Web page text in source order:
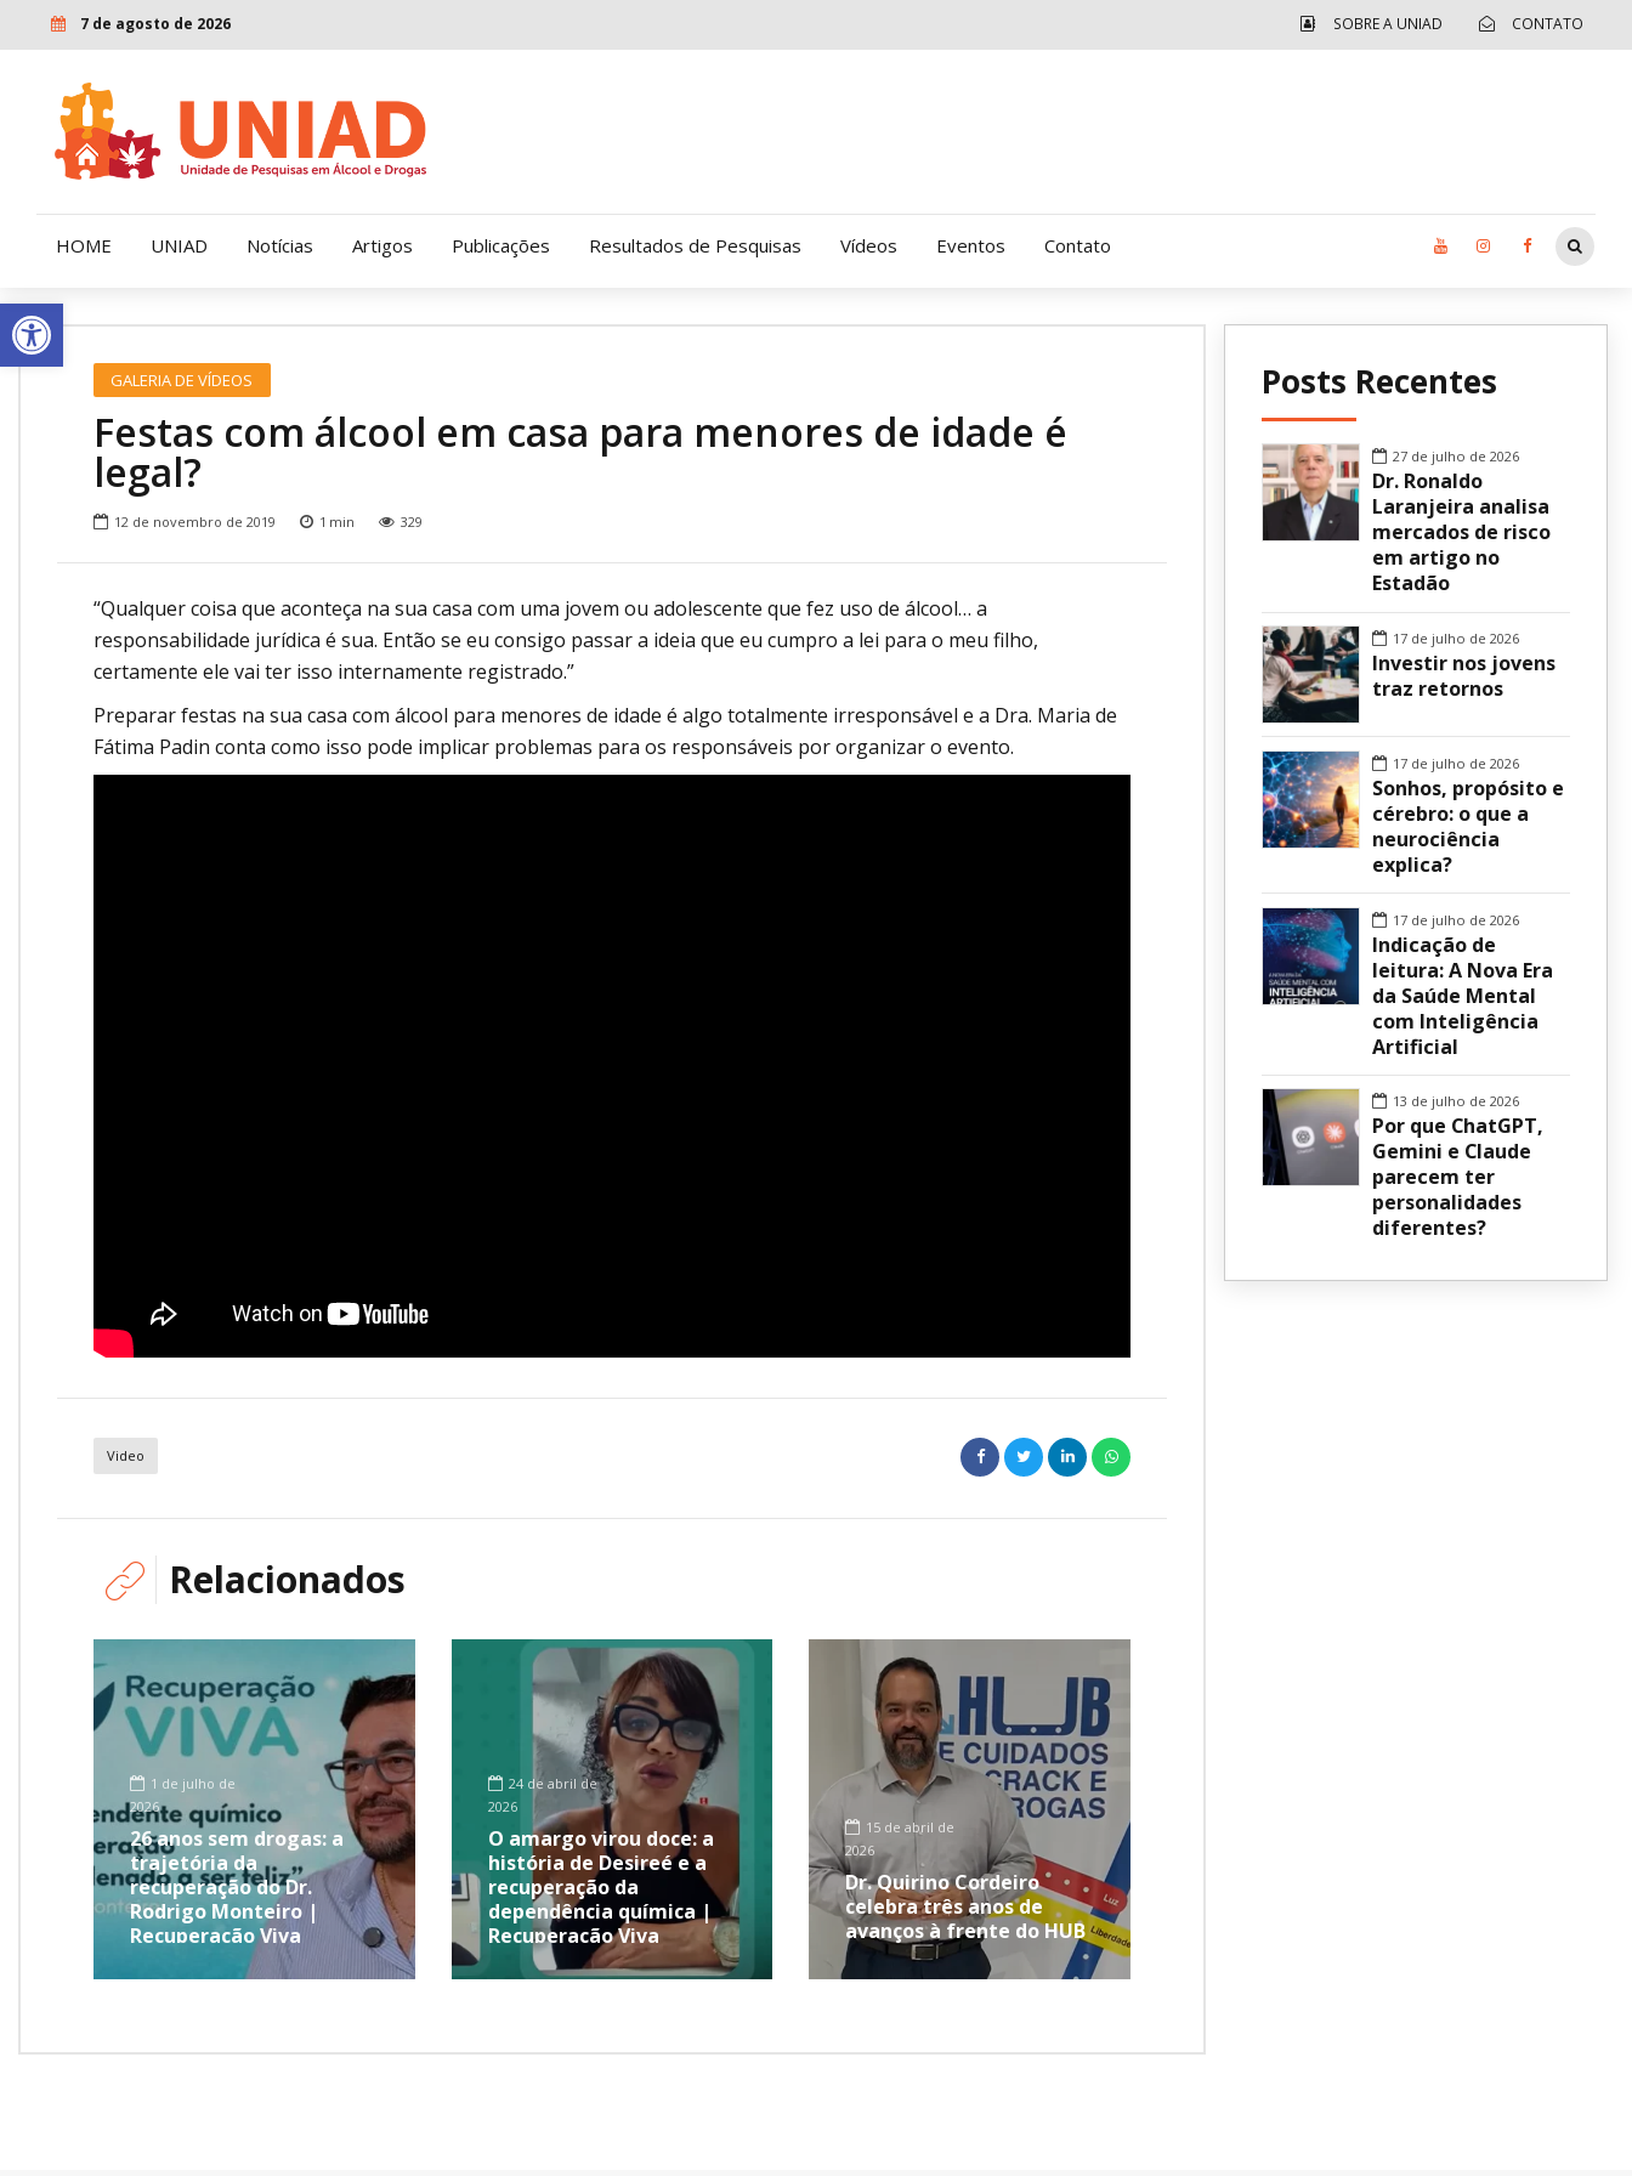
Open toolbar
7 de agosto de 2026 SOBRE A UNIAD CONTATO
HOME UNIAD
Nossa História
Nossa Missão e Valores
Ronaldo Laranjeira recebe prêmio ISAJE
Griffith Edwards
Amor-Exigente Independência Jovem – FOLIA
Revista UNIAD
Notícias Artigos Publicações Resultados de Pesquisas Vídeos Eventos Contato
GALERIA DE VÍDEOS
Festas com álcool em casa para menores de idade é
legal?
12 de novembro de 2019 1 min 329
“Qualquer coisa que aconteça na sua casa com uma jovem ou adolescente que fez uso de álcool… a
responsabilidade jurídica é sua. Então se eu consigo passar a ideia que eu cumpro a lei para o meu filho,
certamente ele vai ter isso internamente registrado.”
Preparar festas na sua casa com álcool para menores de idade é algo totalmente irresponsável e a Dra. Maria de
Fátima Padin conta como isso pode implicar problemas para os responsáveis por organizar o evento.
Video
Relacionados
1 de julho de
2026
26 anos sem drogas: a
trajetória da
recuperação do Dr.
Rodrigo Monteiro |
Recuperação Viva
24 de abril de
2026
O amargo virou doce: a
história de Desireé e a
recuperação da
dependência química |
Recuperação Viva
15 de abril de
2026
Dr. Quirino Cordeiro
celebra três anos de
avanços à frente do HUB
Posts Recentes
27 de julho de 2026
Dr. Ronaldo
Laranjeira analisa
mercados de risco
em artigo no
Estadão
17 de julho de 2026
Investir nos jovens
traz retornos
17 de julho de 2026
Sonhos, propósito e
cérebro: o que a
neurociência
explica?
17 de julho de 2026
Indicação de
leitura: A Nova Era
da Saúde Mental
com Inteligência
Artificial
13 de julho de 2026
Por que ChatGPT,
Gemini e Claude
parecem ter
personalidades
diferentes?